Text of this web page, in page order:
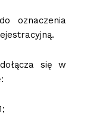
oznaczenia
się w